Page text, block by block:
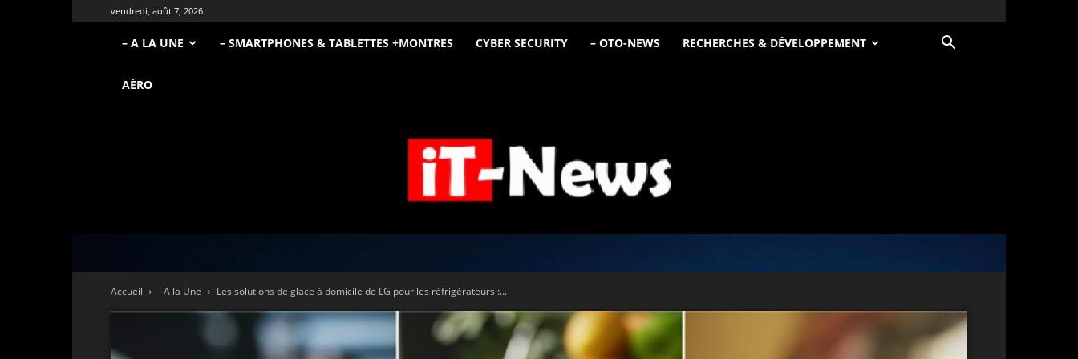
vendredi, août 7, 2026
– A LA UNE – SMARTPHONES & TABLETTES +MONTRES CYBER SECURITY – OTO-NEWS RECHERCHES & DÉVELOPPEMENT
AÉRO
iT
Accueil
- A la Une Les solutions de glace à domicile de LG pour les réfrigérateurs :...